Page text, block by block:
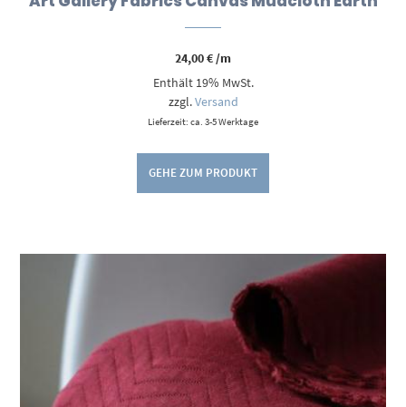
24,00€/m
Enthält 19% MwSt.
zzgl.Versand
Lieferzeit: ca. 3-5 Werktage
GEHE ZUM PRODUKT